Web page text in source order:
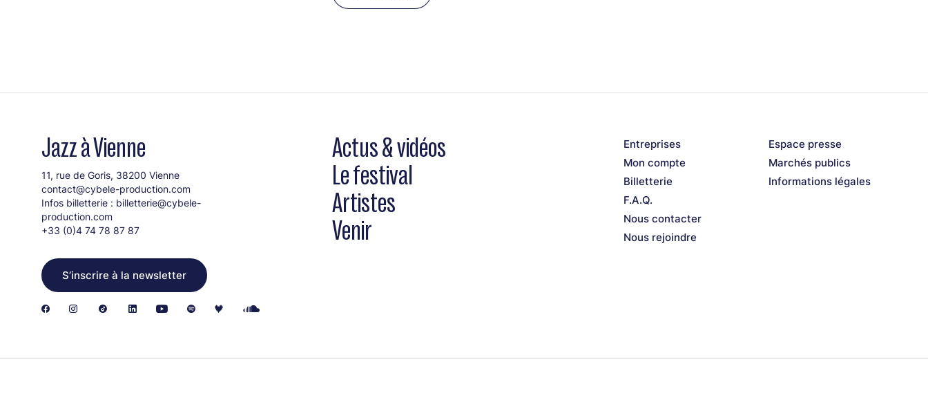
Jazz à Vienne
11, rue de Goris, 38200 Vienne
contact@cybele-production.com
Infos billetterie : billetterie@cybele-
production.com
+33 (0)4 74 78 87 87
S’inscrire à la newsletter
Actus & vidéos
Le festival
Artistes
Venir
Entreprises
Mon compte
Billetterie
F.A.Q.
Nous contacter
Nous rejoindre
Espace presse
Marchés publics
Informations légales